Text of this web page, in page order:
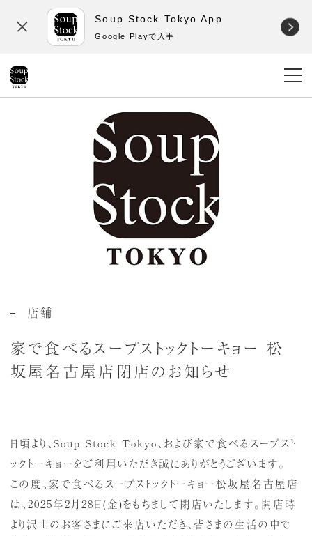
Soup Stock Tokyo App
Google Playで入手
店舗
家で食べるスープストックトーキョー 松
坂屋名古屋店閉店のお知らせ
日頃より、Soup Stock Tokyo、および家で食べるスープスト
ックトーキョーをご利用いただき誠にありがとうございます。
この度、家で食べるスープストックトーキョー松坂屋名古屋店
は、2025年2月28日(金)をもちまして閉店いたします。開店時
より沢山のお客さまにご来店いただき、皆さまの生活の中で